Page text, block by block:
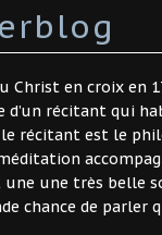
Christ en croix en
d’un récitant qui
récitant est le
une très belle
chance de parler